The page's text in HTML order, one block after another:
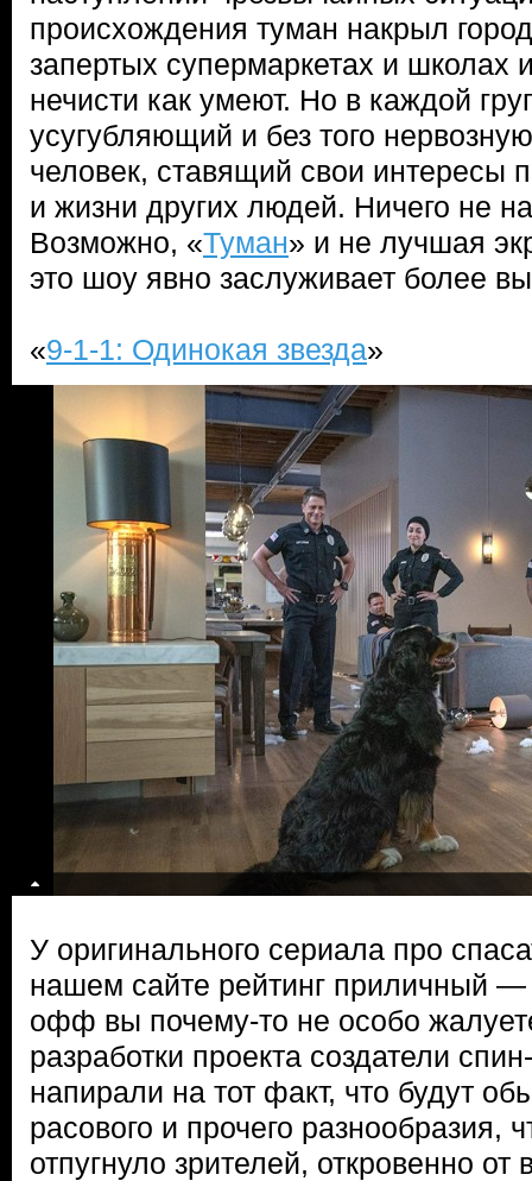
происхождения туман накрыл
запертых супермаркетах и школах
нечисти как умеют. Но в каждой
усугубляющий и без того
человек, ставящий свои интересы
и жизни других людей. Ничего не
Возможно, «Туман» и не лучшая
это шоу явно заслуживает более
«9-1-1: Одинокая звезда»
У оригинального сериала про
нашем сайте рейтинг приличный —
офф вы почему-то не особо
разработки проекта создатели
напирали на тот факт, что будут
расового и прочего разнообразия,
отпугнуло зрителей, откровенно от